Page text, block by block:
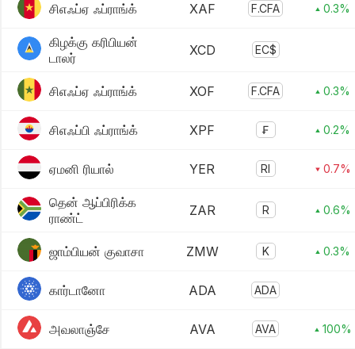
சிஎஃப்ஏ ஃப்ராங்க் XAF F.CFA ▴ 0.3%
கிழக்கு கரிபியன்
டாலர்
XCD EC$
சிஎஃப்ஏ ஃப்ராங்க் XOF F.CFA ▴ 0.3%
சிஎஃப்பி ஃப்ராங்க் XPF ₣ ▴ 0.2%
ஏமனி ரியால் YER Rl ▾ 0.7%
தென் ஆப்பிரிக்க
ராண்ட்
ZAR R ▴ 0.6%
ஜாம்பியன் குவாசா ZMW K ▴ 0.3%
கார்டானோ ADA ADA
அவலாஞ்சே AVA AVA ▴ 100%